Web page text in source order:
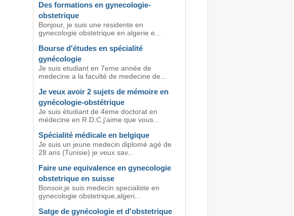
Des formations en gynecologie-
obstetrique
Bonjour, je suis une residente en
gynecologie obstetrique en algerie e...
Bourse d'études en spécialité
gynécologie
Je suis etudiant en 7eme année de
medecine a la faculté de medecine de...
Je veux avoir 2 sujets de mémoire en
gynécologie-obstétrique
Je suis étudiant de 4eme doctorat en
médecine en R.D.C,j'aime que vous...
Spécialité médicale en belgique
Je suis un jeune medecin diplomé agé de
28 ans (Tunisie) je veux sav...
Faire une equivalence en gynecologie
obstetrique en suisse
Bonsoir,je suis medecin specialiste en
gynecologie obstetrique,algeri...
Satge de gynécologie et d'obstetrique